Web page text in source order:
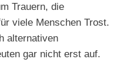
Trauern, die
viele Menschen Trost.
alternativen
gar nicht erst auf.